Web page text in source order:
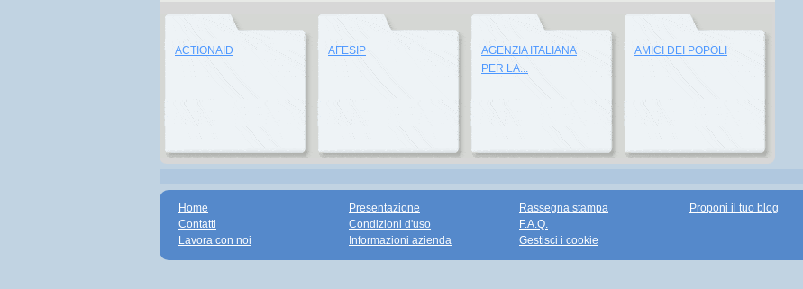
ACTIONAID AFESIP
AGENZIA ITALIANA
PER LA...
AMICI DEI POPOLI
Home
Contatti
Lavora con noi
Presentazione
Condizioni d'uso
Informazioni azienda
Rassegna stampa
F.A.Q.
Gestisci i cookie
Proponi il tuo blog